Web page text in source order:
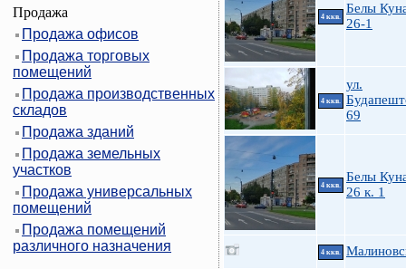
Продажа
Продажа офисов
Продажа торговых
помещений
Продажа производственных
складов
Продажа зданий
Продажа земельных
участков
Продажа универсальных
помещений
Продажа помещений
различного назначения
4 ккв.
Белы
26-1
4 ккв.
ул.
69
4 ккв.
Белы
26 к. 1
4 ккв.